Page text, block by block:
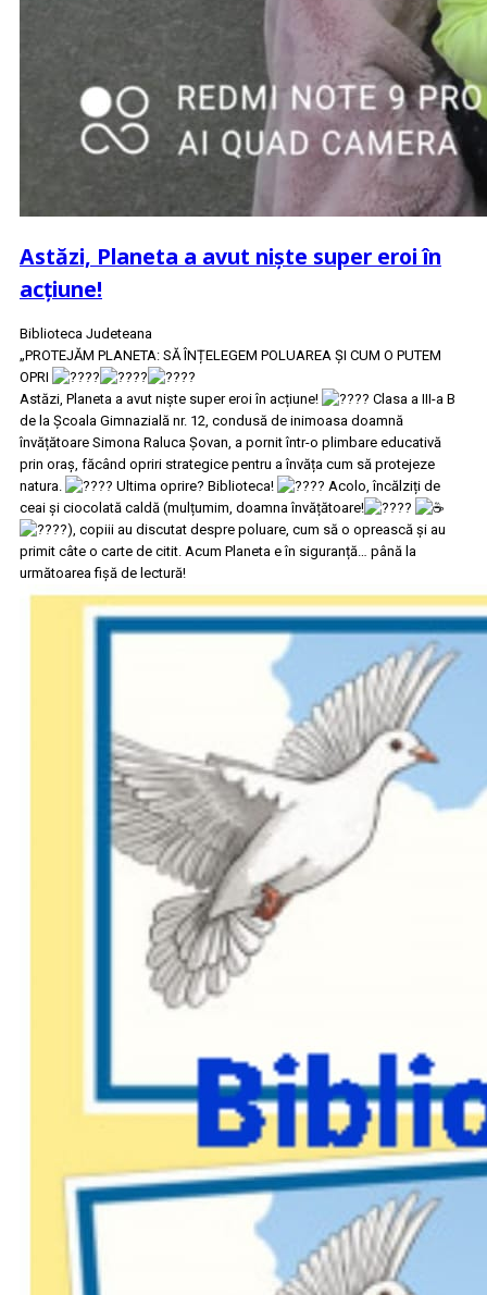
Astăzi, Planeta a avut niște super eroi în
acțiune!
Biblioteca Judeteana
„PROTEJĂM PLANETA: SĂ ÎNȚELEGEM POLUAREA ȘI CUM O PUTEM
OPRI
Astăzi, Planeta a avut niște super eroi în acțiune!
Clasa a III-a B
de la Școala Gimnazială nr. 12, condusă de inimoasa doamnă
învățătoare Simona Raluca Șovan, a pornit într-o plimbare educativă
prin oraș, făcând opriri strategice pentru a învăța cum să protejeze
natura.
Ultima oprire? Biblioteca!
Acolo, încălziți de
ceai și ciocolată caldă (mulțumim, doamna învățătoare!
), copiii au discutat despre poluare, cum să o oprească și au
primit câte o carte de citit. Acum Planeta e în siguranță… până la
următoarea fișă de lectură!